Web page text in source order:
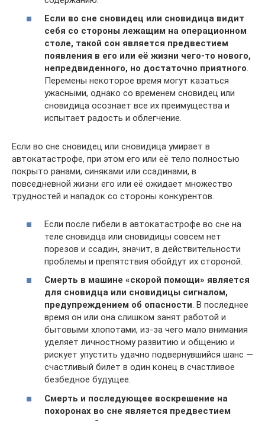
Если во сне сновидец или сновидица видит
себя со стороны лежащим на операционном
столе, такой сон является предвестием
появления в его или её жизни чего-то нового,
непредвиденного, но достаточно приятного.
Перемены некоторое время могут казаться
ужасными, однако со временем сновидец или
сновидица осознает все их преимущества и
испытает радость и облегчение.
Если во сне сновидец или сновидица умирает в
автокатастрофе, при этом его или её тело полностью
покрыто ранами, синяками или ссадинами, в
повседневной жизни его или её ожидает множество
трудностей и нападок со стороны конкурентов.
Если после гибели в автокатастрофе во сне на
теле сновидца или сновидицы совсем нет
порезов и ссадин, значит, в действительности
проблемы и препятствия обойдут их стороной.
Смерть в машине «скорой помощи» является
для сновидца или сновидицы сигналом,
предупреждением об опасности. В последнее
время он или она слишком занят работой и
бытовыми хлопотами, из-за чего мало внимания
уделяет личностному развитию и общению и
рискует упустить удачно подвернувшийся шанс —
счастливый билет в один конец в счастливое
безбедное будущее.
Смерть и последующее воскрешение на
похоронах во сне является предвестием